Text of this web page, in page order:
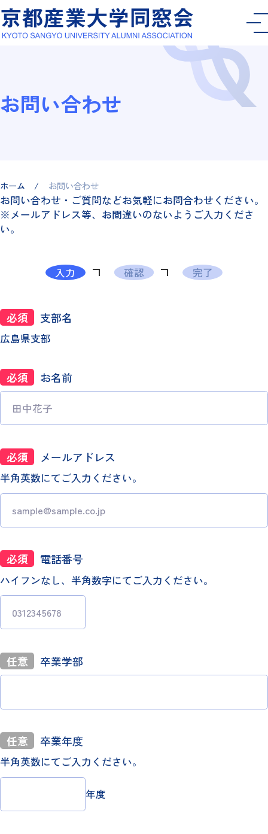
お問い合わせ
ホーム お問い合わせ
お問い合わせ・ご質問などお気軽にお問合わせください。
※メールアドレス等、お間違いのないようご入力くださ
い。
入力 確認 完了
必須 支部名
広島県支部
必須 お名前
必須 メールアドレス
半角英数にてご入力ください。
必須 電話番号
ハイフンなし、半角数字にてご入力ください。
任意 卒業学部
任意 卒業年度
半角英数にてご入力ください。
年度